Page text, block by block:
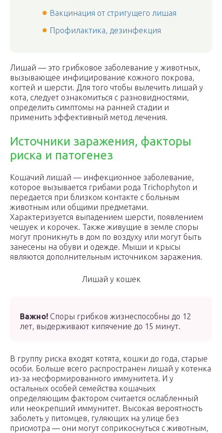
Вакцинация от стригущего лишая
Профилактика, дезинфекция
Лишай — это грибковое заболевание у животных,
вызывающее инфицирование кожного покрова,
когтей и шерсти. Для того чтобы вылечить лишай у
кота, следует ознакомиться с разновидностями,
определить симптомы на ранней стадии и
применить эффективный метод лечения.
Источники заражения, факторы
риска и патогенез
Кошачий лишай — инфекционное заболевание,
которое вызывается грибами рода Trichophyton и
передается при близком контакте с больным
животным или общими предметами.
Характеризуется выпадением шерсти, появлением
чешуек и корочек. Также живущие в земле споры
могут проникнуть в дом по воздуху или могут быть
занесены на обуви и одежде. Мыши и крысы
являются дополнительным источником заражения.
Лишай у кошек
Важно! Споры грибков жизнеспособны до 12
лет, выдерживают кипячение до 15 минут.
В группу риска входят котята, кошки до года, старые
особи. Больше всего распространен лишай у котенка
из-за несформированного иммунитета. И у
остальных особей семейства кошачьих
определяющим фактором считается ослабленный
или неокрепший иммунитет. Высокая вероятность
заболеть у питомцев, гуляющих на улице без
присмотра — они могут соприкоснуться с животным,